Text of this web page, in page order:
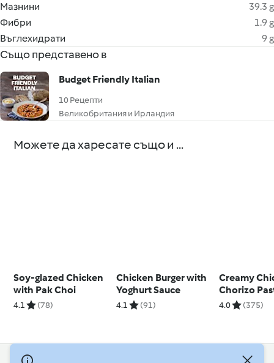
Мазнини
39.3 g
Фибри
1.9 g
Въглехидрати
9 g
Също представено в
Budget Friendly Italian
10 Рецепти
Великобритания и Ирландия
Можете да харесате също и ...
Soy-glazed Chicken
with Pak Choi
4.1 (78)
Chicken Burger with
Yoghurt Sauce
4.1 (91)
Creamy
Chorizo
4.0 (375)